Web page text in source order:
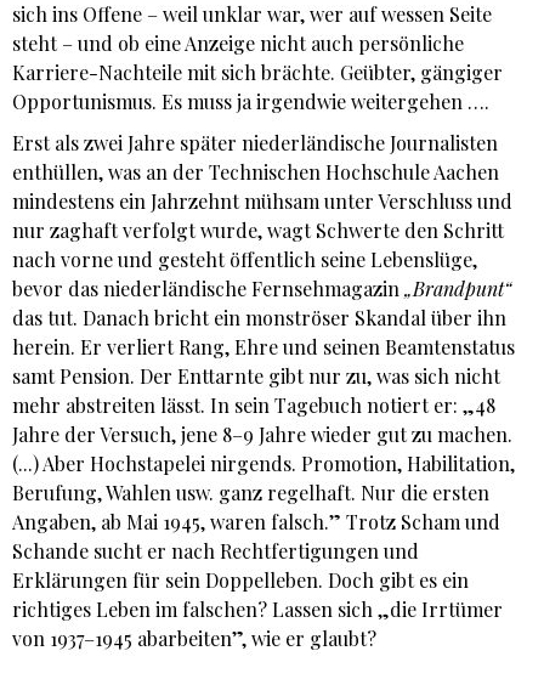
sich ins Offene – weil unklar war, wer auf wessen Seite
steht – und ob eine Anzeige nicht auch persönliche
Karriere-Nachteile mit sich brächte. Geübter, gängiger
Opportunismus. Es muss ja irgendwie weitergehen ….
Erst als zwei Jahre später niederländische Journalisten
enthüllen, was an der Technischen Hochschule Aachen
mindestens ein Jahrzehnt mühsam unter Verschluss und
nur zaghaft verfolgt wurde, wagt Schwerte den Schritt
nach vorne und gesteht öffentlich seine Lebenslüge,
bevor das niederländische Fernsehmagazin„Brandpunt“
das tut. Danach bricht ein monströser Skandal über ihn
herein. Er verliert Rang, Ehre und seinen Beamtenstatus
samt Pension. Der Enttarnte gibt nur zu, was sich nicht
mehr abstreiten lässt. In sein Tagebuch notiert er: „48
Jahre der Versuch, jene 8–9 Jahre wieder gut zu machen.
(...) Aber Hochstapelei nirgends. Promotion, Habilitation,
Berufung, Wahlen usw. ganz regelhaft. Nur die ersten
Angaben, ab Mai 1945, waren falsch.” Trotz Scham und
Schande sucht er nach Rechtfertigungen und
Erklärungen für sein Doppelleben. Doch gibt es ein
richtiges Leben im falschen? Lassen sich „die Irrtümer
von 1937–1945 abarbeiten”, wie er glaubt?